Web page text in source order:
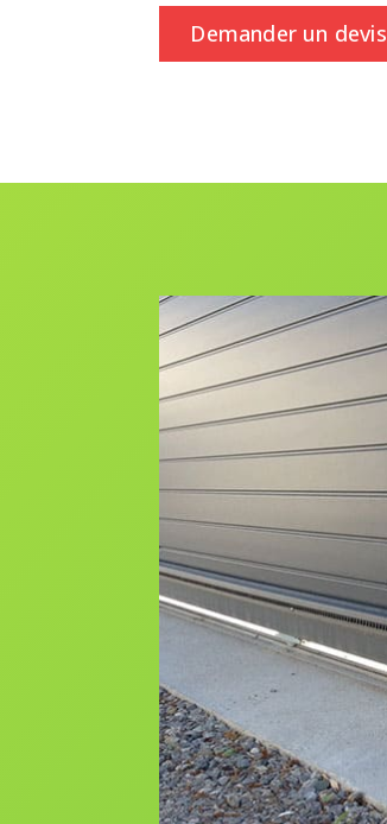
Demander un devis